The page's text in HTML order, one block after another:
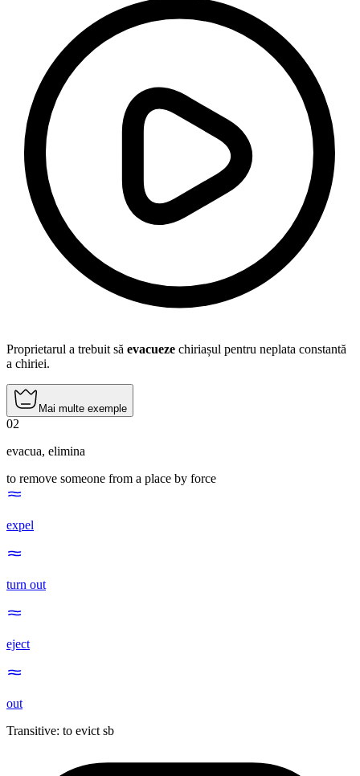
Proprietarul a trebuit să evacueze chiriașul pentru neplata constantă
a chiriei.
Mai multe exemple
02
evacua, elimina
to remove someone from a place by force
expel
turn out
eject
out
Transitive: to evict sb